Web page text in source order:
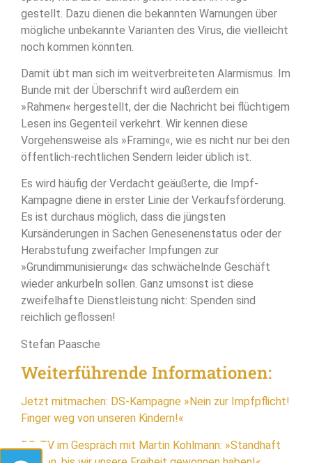
gestellt. Dazu dienen die bekannten Warnungen über
mögliche unbekannte Varianten des Virus, die vielleicht
noch kommen könnten.
Damit übt man sich im weitverbreiteten Alarmismus. Im
Bunde mit der Überschrift wird außerdem ein
»Rahmen« hergestellt, der die Nachricht bei flüchtigem
Lesen ins Gegenteil verkehrt. Wir kennen diese
Vorgehensweise als »Framing«, wie es nicht nur bei den
öffentlich-rechtlichen Sendern leider üblich ist.
Es wird häufig der Verdacht geäußerte, die Impf-
Kampagne diene in erster Linie der Verkaufsförderung.
Es ist durchaus möglich, dass die jüngsten
Kursänderungen in Sachen Genesenenstatus oder der
Herabstufung zweifacher Impfungen zur
»Grundimmunisierung« das schwächelnde Geschäft
wieder ankurbeln sollen. Ganz umsonst ist diese
zweifelhafte Dienstleistung nicht: Spenden sind
reichlich geflossen!
Stefan Paasche
Weiterführende Informationen:
Jetzt mitmachen: DS-Kampagne »Nein zur Impfpflicht!
Finger weg von unseren Kindern!«
DS-TV im Gespräch mit Martin Kohlmann: »Standhaft